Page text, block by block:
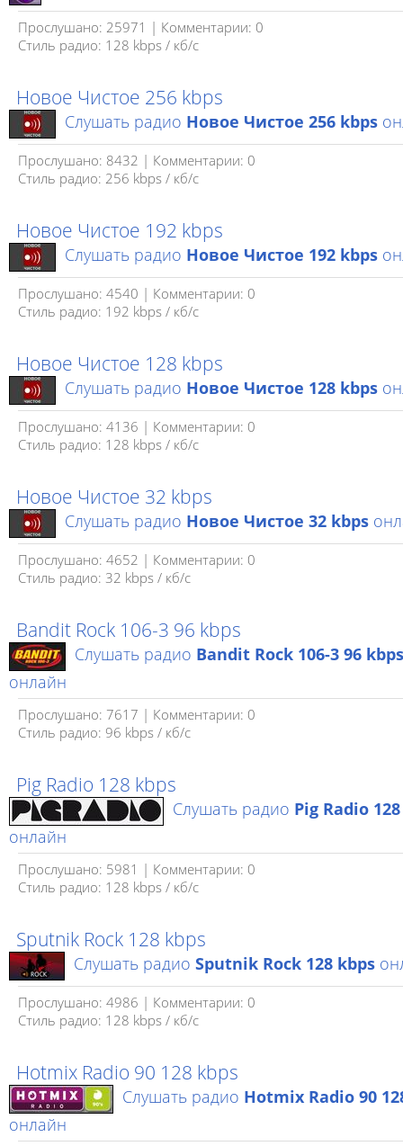
Прослушано: 25971 | Комментарии: 0
Стиль радио: 128 kbps / кб/c
Новое Чистое 256 kbps
Слушать радио Новое Чистое 256 kbps
Прослушано: 8432 | Комментарии: 0
Стиль радио: 256 kbps / кб/с
Новое Чистое 192 kbps
Слушать радио Новое Чистое 192 kbps
Прослушано: 4540 | Комментарии: 0
Стиль радио: 192 kbps / кб/c
Новое Чистое 128 kbps
Слушать радио Новое Чистое 128 kbps
Прослушано: 4136 | Комментарии: 0
Стиль радио: 128 kbps / кб/c
Новое Чистое 32 kbps
Слушать радио Новое Чистое 32 kbps
Прослушано: 4652 | Комментарии: 0
Стиль радио: 32 kbps / кб/c
Bandit Rock 106-3 96 kbps
Слушать радио Bandit Rock 106-3 96 kbps
онлайн
Прослушано: 7617 | Комментарии: 0
Стиль радио: 96 kbps / кб/c
Pig Radio 128 kbps
Слушать радио Pig Radio
онлайн
Прослушано: 5981 | Комментарии: 0
Стиль радио: 128 kbps / кб/c
Sputnik Rock 128 kbps
Слушать радио Sputnik Rock 128 kbps
Прослушано: 4986 | Комментарии: 0
Стиль радио: 128 kbps / кб/c
Hotmix Radio 90 128 kbps
Слушать радио Hotmix Radio 90
онлайн